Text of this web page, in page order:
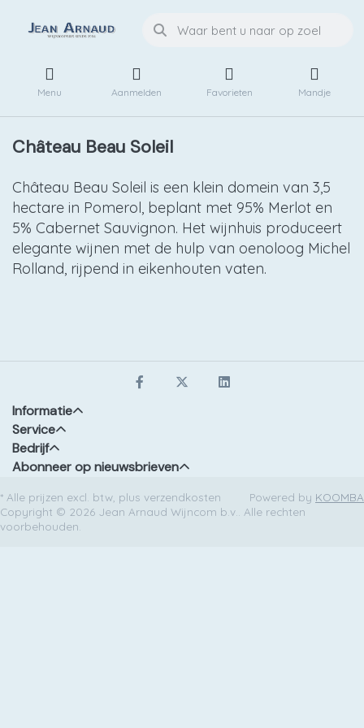
Menu Aanmelden Favorieten Mandje
Château Beau Soleil
Château Beau Soleil is een klein domein van 3,5
hectare in Pomerol, beplant met 95% Merlot en
5% Cabernet Sauvignon. Het wijnhuis produceert
elegante wijnen met de hulp van oenoloog Michel
Rolland, rijpend in eikenhouten vaten.
Informatie
Service
Bedrijf
Abonneer op nieuwsbrieven
* Alle prijzen excl. btw, plus verzendkosten Powered by KOOMBA
Copyright © 2026 Jean Arnaud Wijncom b.v.. Alle rechten
voorbehouden.